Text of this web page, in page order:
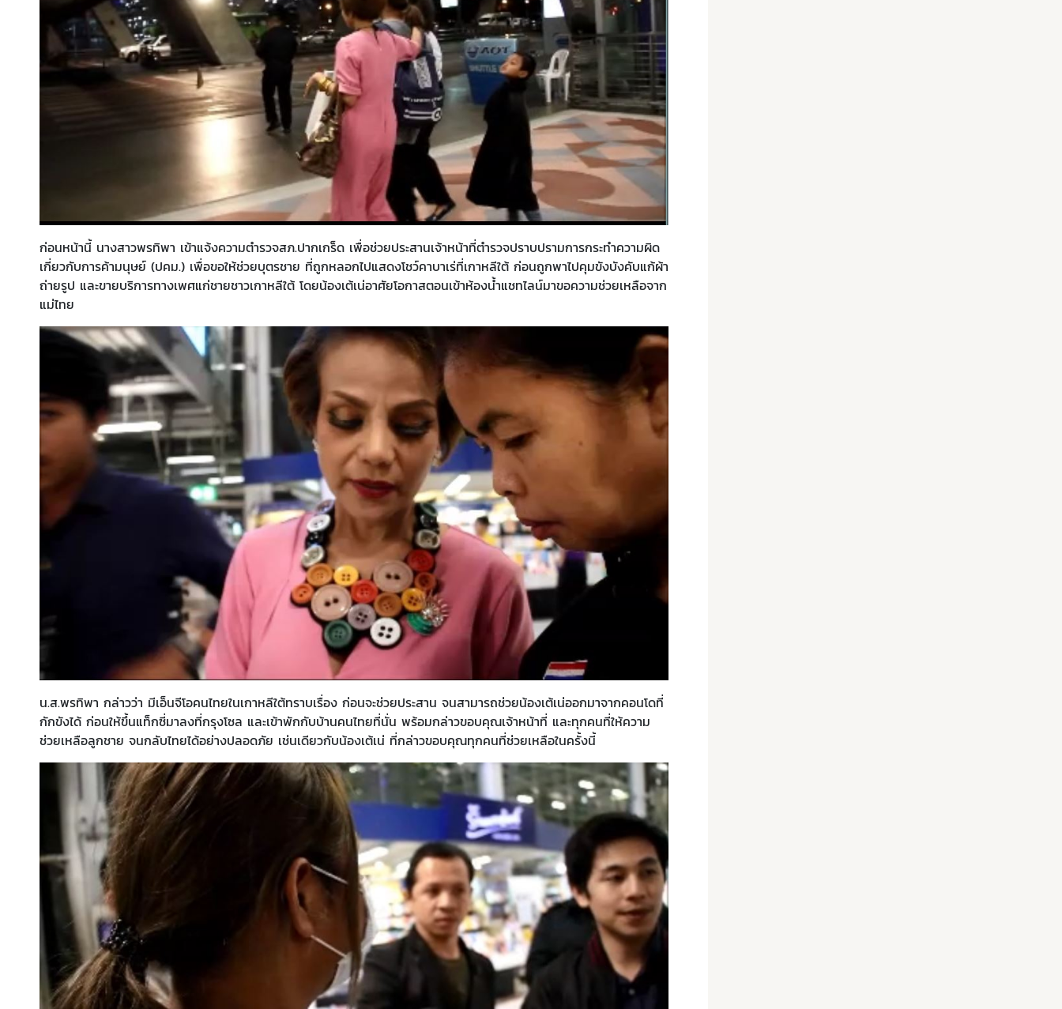
ก่อนหน้านี้ นางสาวพรทิพา เข้าแจ้งความตำรวจสภ.ปากเกร็ด เพื่อช่วยประสานเจ้าหน้าที่ตำรวจปราบปรามการกระทำความผิด
เกี่ยวกับการค้ามนุษย์ (ปคม.) เพื่อขอให้ช่วยบุตรชาย ที่ถูกหลอกไปแสดงโชว์คาบาเร่ที่เกาหลีใต้ ก่อนถูกพาไปคุมขังบังคับแก้ผ้า
ถ่ายรูป และขายบริการทางเพศแก่ชายชาวเกาหลีใต้ โดยน้องเต้เน่อาศัยโอกาสตอนเข้าห้องน้ำแชทไลน์มาขอความช่วยเหลือจาก
แม่ไทย
น.ส.พรทิพา กล่าวว่า มีเอ็นจีโอคนไทยในเกาหลีใต้ทราบเรื่อง ก่อนจะช่วยประสาน จนสามารถช่วยน้องเต้เน่ออกมาจากคอนโดที่
กักขังได้ ก่อนให้ขึ้นแท็กซี่มาลงที่กรุงโซล และเข้าพักกับบ้านคนไทยที่นั่น พร้อมกล่าวขอบคุณเจ้าหน้าที่ และทุกคนที่ให้ความ
ช่วยเหลือลูกชาย จนกลับไทยได้อย่างปลอดภัย เช่นเดียวกับน้องเต้เน่ ที่กล่าวขอบคุณทุกคนที่ช่วยเหลือในครั้งนี้